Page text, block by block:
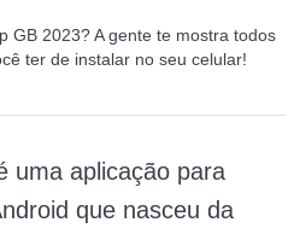
GB 2023? A gente te mostra todos
ter de instalar no seu celular!
uma aplicação para
que nasceu da